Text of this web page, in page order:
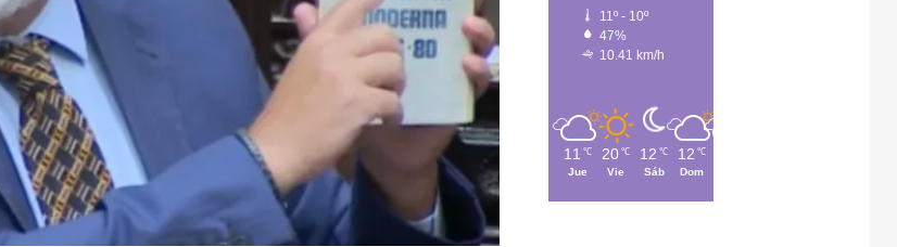
11º - 10º
47%
10.41 km/h
11 ℃
Jue
20 ℃
Vie
12 ℃
Sáb
12 ℃
Dom